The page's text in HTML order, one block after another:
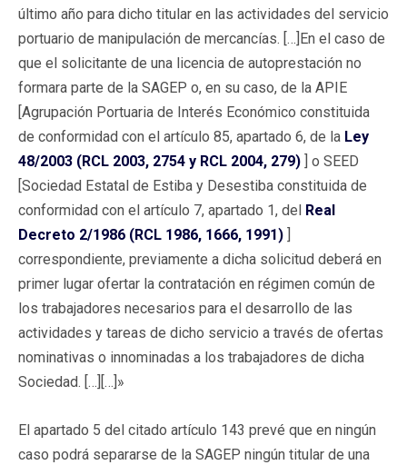
último año para dicho titular en las actividades del servicio
portuario de manipulación de mercancías. […]En el caso de
que el solicitante de una licencia de autoprestación no
formara parte de la SAGEP o, en su caso, de la APIE
[Agrupación Portuaria de Interés Económico constituida
de conformidad con el artículo 85, apartado 6, de la Ley
48/2003 (RCL 2003, 2754 y RCL 2004, 279) ] o SEED
[Sociedad Estatal de Estiba y Desestiba constituida de
conformidad con el artículo 7, apartado 1, del Real
Decreto 2/1986 (RCL 1986, 1666, 1991) ]
correspondiente, previamente a dicha solicitud deberá en
primer lugar ofertar la contratación en régimen común de
los trabajadores necesarios para el desarrollo de las
actividades y tareas de dicho servicio a través de ofertas
nominativas o innominadas a los trabajadores de dicha
Sociedad. […][…]»
El apartado 5 del citado artículo 143 prevé que en ningún
caso podrá separarse de la SAGEP ningún titular de una